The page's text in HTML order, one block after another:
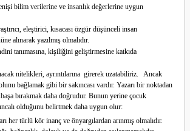
bilim verilerine ve insanlık değerlerine uygun
eleştirici, kısacası özgür düşünceli insan
alınarak yazılmış olmalıdır.
tanımasına, kişiliğini geliş­tirmesine katkıda
nitelikleri, ayrıntı­larına girerek uzatabiliriz. Ancak
bağlamak gibi bir sakıncası vardır. Ya­zarı bir noktadan
bırak­mak daha doğrudur. Bunun yerine çocuk
olduğunu belirtmek daha uygun olur:
her türlü kör inanç ve önyargı­lardan arınmış olmalıdır.